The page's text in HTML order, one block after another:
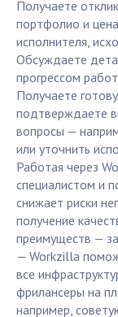
Получаете
портфолио и
исполнителя,
Обсуждаете
прогрессом
Получаете
подтверждаете
вопросы —
или уточнить
Работая через
специалистом и
снижает риски
получение
преимуществ —
— Workzilla
все
фрилансеры на
например,